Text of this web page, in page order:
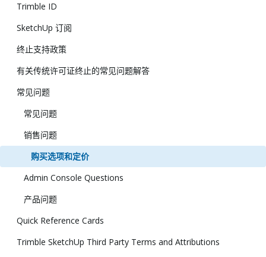
Trimble ID
SketchUp 订阅
终止支持政策
有关传统许可证终止的常见问题解答
常见问题
常见问题
销售问题
购买选项和定价
Admin Console Questions
产品问题
Quick Reference Cards
Trimble SketchUp Third Party Terms and Attributions